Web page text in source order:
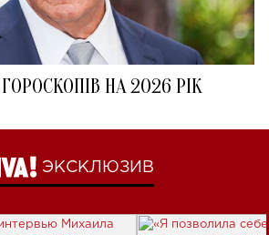
НА 2026 РІК
ЭКСКЛЮЗИВ